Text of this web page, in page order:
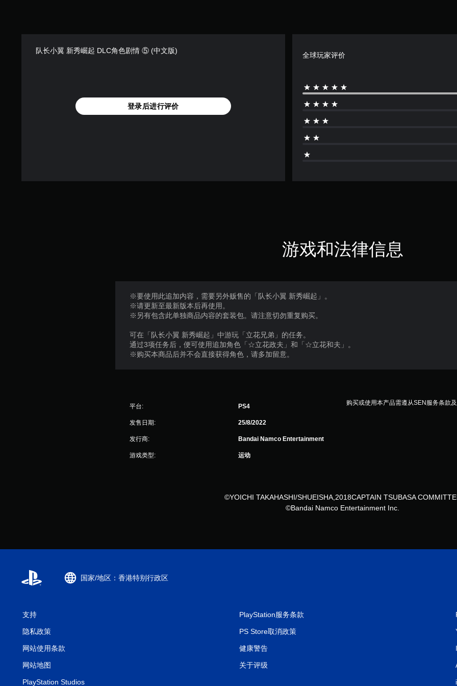
队长小翼 新秀崛起 DLC角色剧情 ⑤ (中文版)
登录后进行评价
全球玩家评价
游戏和法律信息
※要使用此追加内容，需要另外贩售的「队长小翼 新秀崛起」。
※请更新至最新版本后再使用。
※另有包含此单独商品内容的套装包。请注意切勿重复购买。
可在「队长小翼 新秀崛起」中游玩「立花兄弟」的任务。
通过3项任务后，便可使用追加角色「☆立花政夫」和「☆立花和夫」。
※购买本商品后并不会直接获得角色，请多加留意。
平台: PS4
发售日期: 25/8/2022
发行商: Bandai Namco Entertainment
游戏类型: 运动
购买或使用本产品需遵从SEN服务条款及
©YOICHI TAKAHASHI/SHUEISHA,2018CAPTAIN TSUBASA
©Bandai Namco Entertainment Inc.
国家/地区：香港特别行政区
支持
隐私政策
网站使用条款
网站地图
PlayStation Studios
PlayStation服务条款
PS Store取消政策
健康警告
关于评级